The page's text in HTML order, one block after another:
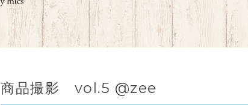
商品撮影 vol.5 @zee